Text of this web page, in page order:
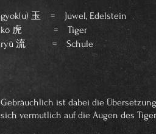
gyok(u) 玉 = Juwel, Edelstein
kō 虎 = Tiger
ryū 流 = Schule
Gebräuchlich ist dabei die
sich vermutlich auf die Augen des